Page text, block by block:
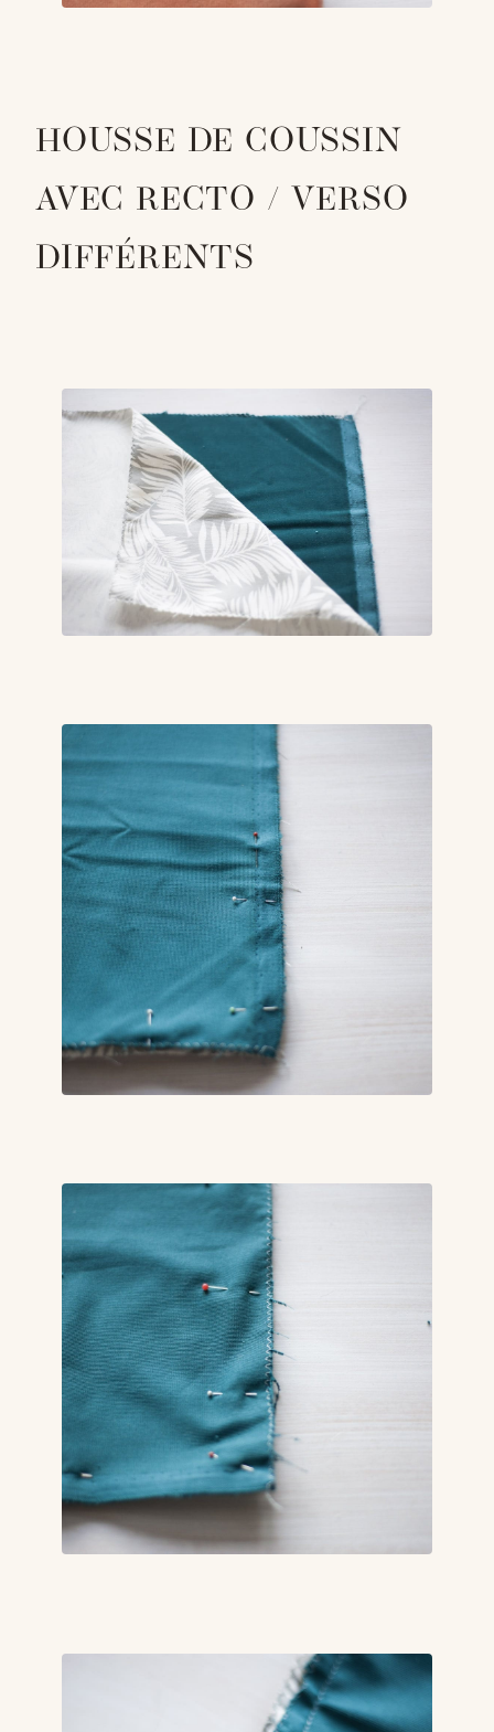
HOUSSE DE COUSSIN
AVEC RECTO / VERSO
DIFFÉRENTS